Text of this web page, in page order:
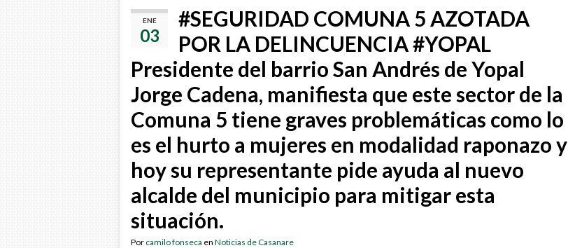
ENE
03
#SEGURIDAD COMUNA 5 AZOTADA
POR LA DELINCUENCIA #YOPAL
Presidente del barrio San Andrés de Yopal
Jorge Cadena, manifiesta que este sector de la
Comuna 5 tiene graves problemáticas como lo
es el hurto a mujeres en modalidad raponazo y
hoy su representante pide ayuda al nuevo
alcalde del municipio para mitigar esta
situación.
Por camilo fonseca en Noticias de Casanare